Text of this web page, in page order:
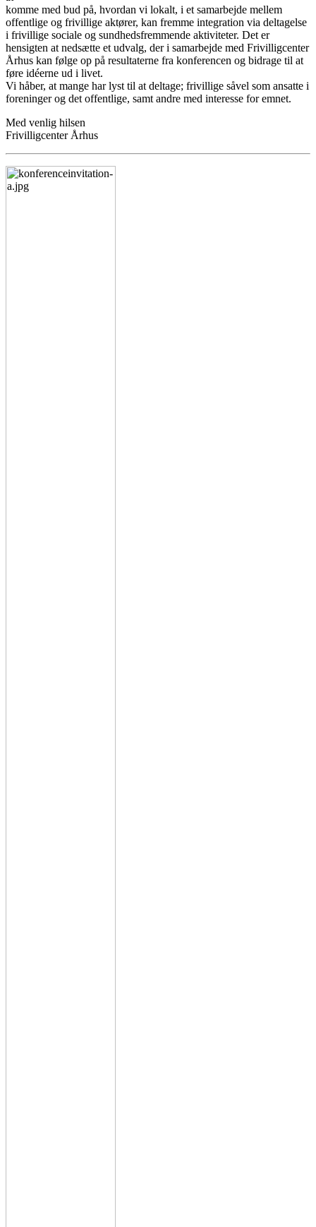
komme med bud på, hvordan vi lokalt, i et samarbejde mellem
offentlige og frivillige aktører, kan fremme integration via deltagelse
i frivillige sociale og sundhedsfremmende aktiviteter. Det er
hensigten at nedsætte et udvalg, der i samarbejde med Frivilligcenter
Århus kan følge op på resultaterne fra konferencen og bidrage til at
føre idéerne ud i livet.
Vi håber, at mange har lyst til at deltage; frivillige såvel som ansatte i
foreninger og det offentlige, samt andre med interesse for emnet.
Med venlig hilsen
Frivilligcenter Århus